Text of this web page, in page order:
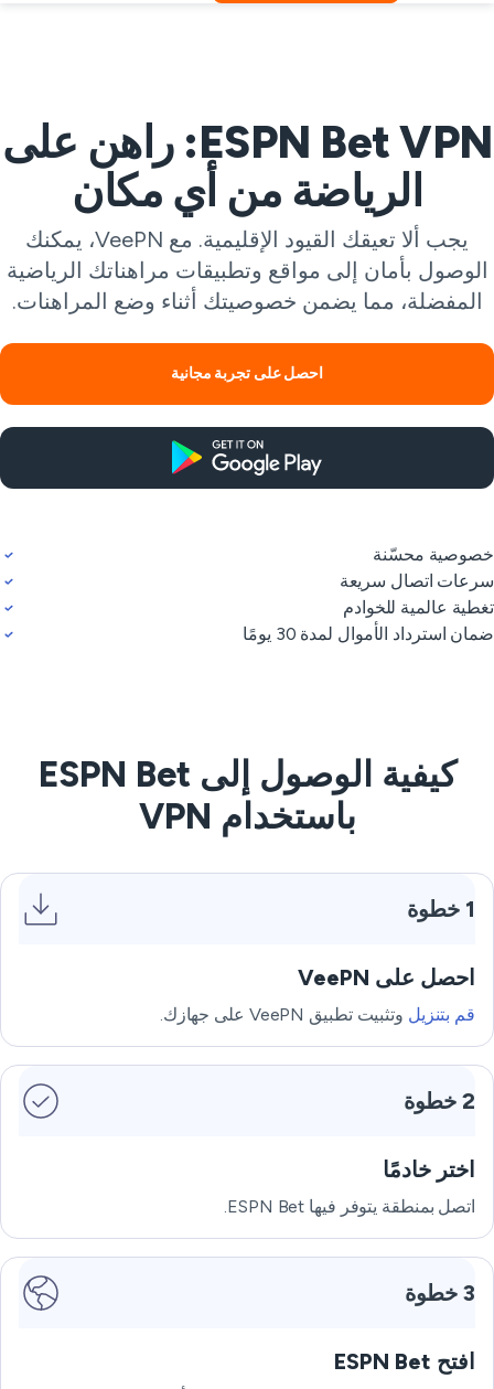
ESPN Bet VPN: راهن على
الرياضة من أي مكان
يجب ألا تعيقك القيود الإقليمية. مع VeePN، يمكنك
بأمان إلى مواقع وتطبيقات مراهناتك الرياضية
المفضلة، مما يضمن خصوصيتك أثناء وضع المراهنات.
احصل على تجربة مجانية
محسّنة
اتصال سريعة
عالمية للخوادم
استرداد الأموال لمدة 30 يومًا
كيفية الوصول إلى ESPN Bet
باستخدام VPN
احصل على VeePN
قم بتنزيلوتثبيت تطبيق VeePN على جهازك.
2 خطوة
اختر خادمًا
اتصل بمنطقة يتوفر فيها ESPN Bet.
افتح ESPN Bet